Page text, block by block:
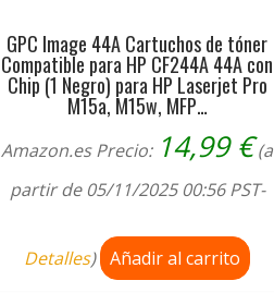
GPC Image 44A Cartuchos de tóner
Compatible para HP CF244A 44A con
Chip (1 Negro) para HP Laserjet Pro
M15a, M15w, MFP…
Amazon.es Precio: 14,99€ (a
partir de 05/11/2025 00:56 PST-
Detalles) Añadir al carrito